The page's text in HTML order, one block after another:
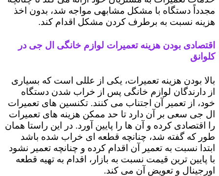
مجدداً دستگاه با مشکل مشابهی مواجه شد، بدون اخذ
هزینه نسبت به برطرف کردن مشکل اقدام کند.
اقتصادی بودن هزینه تعمیرات لوازم خانگی ال جی در
کلوانق
بالا بودن هزینه تعمیرات، یکی از عللی است که بسیاری
از دارندگان لوازم خانگی پس از خراب شدن دستگاه
خود، از تعمیر آن اجتناب می کنند. تکنسین های تعمیرات
ال جی سعی بر آن دارد تا حد ممکن هزینه های تعمیرات
را اقتصادی کرده و آن ها را پایین آورد. در این راستا همان
طور که گفته شد، چنانچه قطعه ای خراب شده باشد
ابتدا نسبت به تعمیر آن اقدام کرده و چنانچه تعمیر نشود
با پایین ترین قیمت نسبت به بازار، اقدام به تهیه قطعه
اورجینال و تعویض آن می کند.